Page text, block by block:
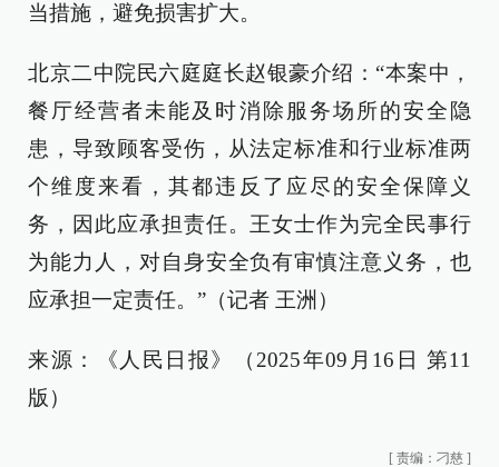
当措施，避免损害扩大。
北京二中院民六庭庭长赵银豪介绍：“本案中，
餐厅经营者未能及时消除服务场所的安全隐
患，导致顾客受伤，从法定标准和行业标准两
个维度来看，其都违反了应尽的安全保障义
务，因此应承担责任。王女士作为完全民事行
为能力人，对自身安全负有审慎注意义务，也
应承担一定责任。”（记者 王洲）
来源：《人民日报》（2025年09月16日 第11
版）
[ 责编：刁慈 ]